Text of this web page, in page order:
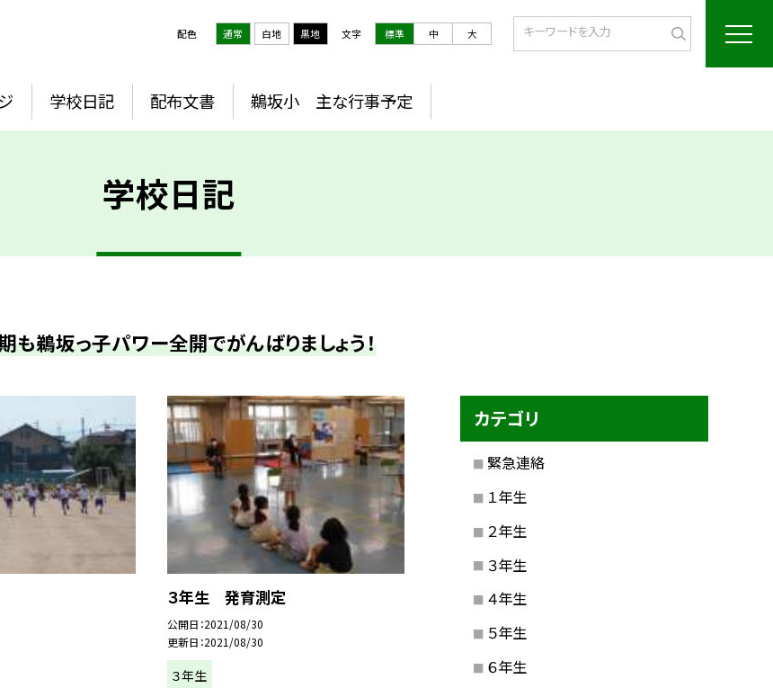
配色 通常 白地 黒地 文字 標準 中 大
学校日記 配布文書 鵜坂小 主な行事予定
学校日記
も鵜坂っ子パワー全開でがんばりましょう！
３年生 発育測定
公開日 2021/08/30
更新日 2021/08/30
３年生
カテゴリ
緊急連絡
１年生
２年生
３年生
４年生
５年生
６年生